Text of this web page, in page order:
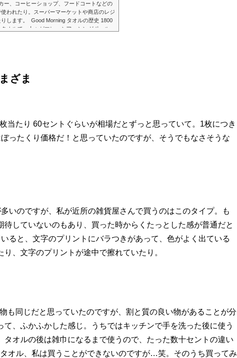
ー、コーヒーショップ、フードコートなどの
われたり。スーパーマーケットや商店のレジ
します。 Good Morning タオルの歴史 1800
オルで、人々がマレーシア、シンガポールへ
ざま
当たり 60セントぐらいが相場だとずっと思っていて。1枚につき
ったくり価格だ！と思っていたのですが、そうでもなさそうな
いのですが、私が近所の雑貨屋さんで買うのはこのタイプ。も
していないのもあり、買った時からくたっとした感が普通だと
ると、文字のプリントにバラつきがあって、色がよく出ている
、文字のプリントが途中で擦れていたり。
も同じだと思っていたのですが、割と質の良い物があることが分
、ふかふかした感じ。うちではキッチンで手を洗った後に使う
タオルの後は雑巾になるまで使うので、たった数十セントの違い
オル、私は買うことができないのですが…笑。そのうち買ってみ